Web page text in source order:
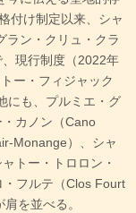
付け制定以来、シャ
ラン・クリュ・クラ
現行制度（2022年
ー・フィジャック
にも、プルミエ・グ
カノン（Cano
Monange）、シャ
トー・トロロン・
フルテ（Clos Fourt
を並べる。